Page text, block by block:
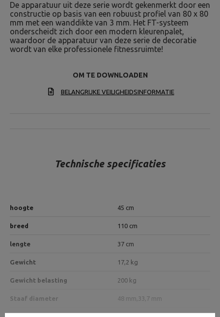
De apparatuur uit deze serie wordt gekenmerkt door een
constructie op basis van een robuust profiel van 80 x 80
mm met een wanddikte van 3 mm. Het FT-systeem
onderscheidt zich door een modern kleurenpalet,
waardoor de apparatuur van deze serie de decoratie
wordt van elke professionele fitnessruimte!
OM TE DOWNLOADEN
BELANGRIJKE VEILIGHEIDSINFORMATIE
Technische specificaties
hoogte 45 cm
breed 110 cm
lengte 37 cm
Gewicht 17,2 kg
Gewicht belasting 200 kg
Staaf diameter 48 mm, 33,7 mm